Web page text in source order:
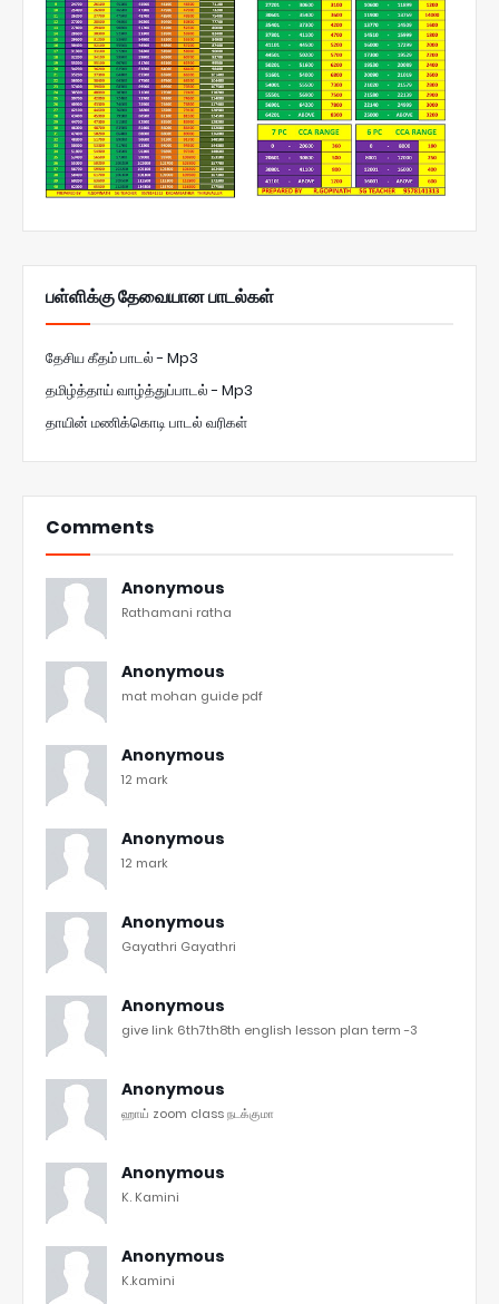
பள்ளிக்கு தேவையான பாடல்கள்
தேசிய கீதம் பாடல் - Mp3
தமிழ்த்தாய் வாழ்த்துப்பாடல் - Mp3
தாயின் மணிக்கொடி பாடல் வரிகள்
Comments
Anonymous
Rathamani ratha
Anonymous
mat mohan guide pdf
Anonymous
12 mark
Anonymous
12 mark
Anonymous
Gayathri Gayathri
Anonymous
give link 6th7th8th english lesson plan term -3
Anonymous
ஹாய் zoom class நடக்குமா
Anonymous
K. Kamini
Anonymous
K.kamini